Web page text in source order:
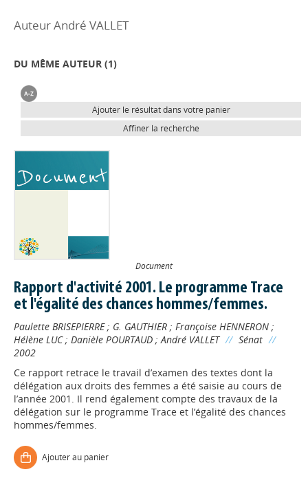
Auteur André VALLET
DU MÊME AUTEUR (1)
Ajouter le résultat dans votre panier
Affiner la recherche
Document
Rapport d'activité 2001. Le programme Trace
et l'égalité des chances hommes/femmes.
Paulette BRISEPIERRE; G. GAUTHIER ; Françoise HENNERON ;
Hélène LUC; Danièle POURTAUD ;André VALLET // Sénat //
2002
Ce rapport retrace le travail d’examen des textes dont la
délégation aux droits des femmes a été saisie au cours de
l’année 2001. Il rend également compte des travaux de la
délégation sur le programme Trace et l’égalité des chances
hommes/femmes.
Ajouter au panier
Appels à projets
Déposer une actu !